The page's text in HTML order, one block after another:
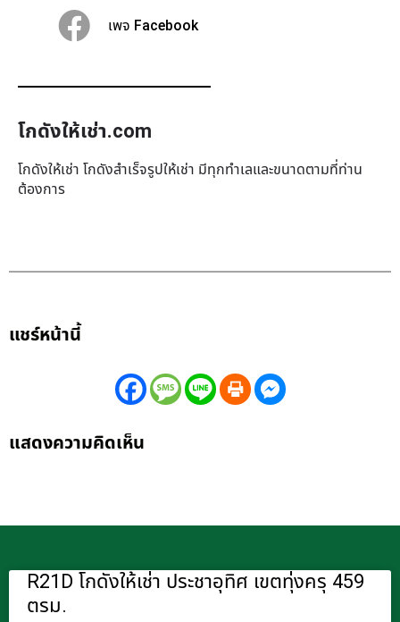
เพจ Facebook
โกดังให้เช่า.com
โกดังให้เช่า โกดังสำเร็จรูปให้เช่า มีทุกทำเล​และขนาดตามที่ท่าน
ต้องการ
แชร์หน้านี้
แสดงความคิดเห็น
R21D โกดังให้เช่า ประชาอุทิศ เขตทุ่งครุ 459
ตรม.